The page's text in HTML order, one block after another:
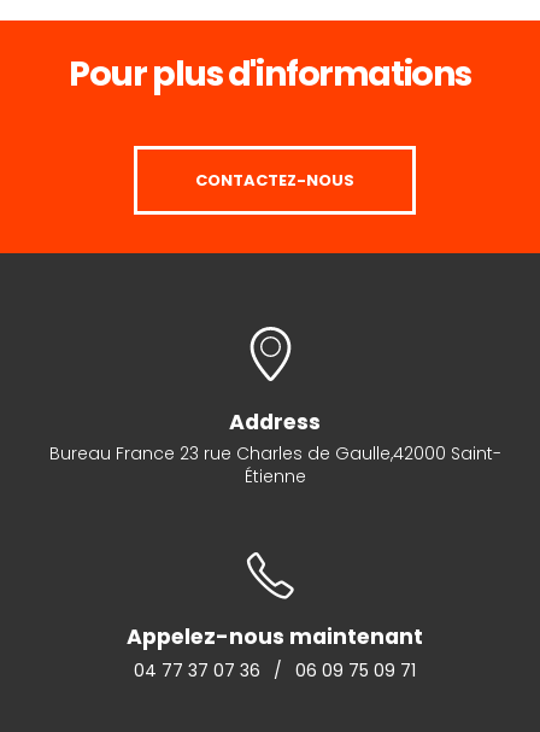
Pour plus d'informations
CONTACTEZ-NOUS
Address
Bureau France 23 rue Charles de Gaulle,42000 Saint-
Étienne
Appelez-nous maintenant
04 77 37 07 36 / 06 09 75 09 71